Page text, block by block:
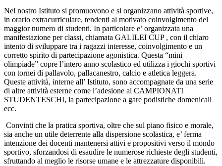
Nel nostro Istituto si promuovono e si organizzano attività sportive,
in orario extracurriculare, tendenti al motivato coinvolgimento del
maggior numero di studenti. In particolare e’ organizzata una
manifestazione per classi, chiamata GALILEI CUP , con il chiaro
intento di sviluppare tra i ragazzi interesse, coinvolgimento e un
corretto spirito di partecipazione agonistica. Questa “mini
olimpiade” copre l’intero anno scolastico ed utilizza i giochi sportivi
con tornei di pallavolo, pallacanestro, calcio e atletica leggera.
Queste attività, interne all’ Istituto, sono accompagnate da una serie
di altre attività esterne come l’adesione ai CAMPIONATI
STUDENTESCHI, la partecipazione a gare podistiche domenicali
ecc.
Convinti che la pratica sportiva, oltre che sul piano fisico e morale,
sia anche un utile deterrente alla dispersione scolastica, e’ ferma
intenzione dei docenti mantenersi attivi e propositivi verso il mondo
sportivo, sforzandosi di esaudire le numerose richieste degli studenti,
sfruttando al meglio le risorse umane e le attrezzature disponibili.